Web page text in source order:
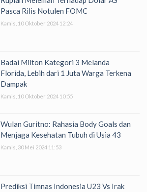
Pasca Rilis Notulen FOMC
Kamis, 10 Oktober 2024 12:24
Badai Milton Kategori 3 Melanda
Florida, Lebih dari 1 Juta Warga Terkena
Dampak
Kamis, 10 Oktober 2024 10:55
Wulan Guritno: Rahasia Body Goals dan
Menjaga Kesehatan Tubuh di Usia 43
Kamis, 30 Mei 2024 11:53
Prediksi Timnas Indonesia U23 Vs Irak